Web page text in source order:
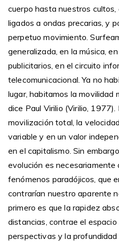
cuerpo hasta nuestros
ligados a ondas precarias, y
perpetuo movimiento.
generalizada, en la música,
publicitarios, en el circuito
telecomunicacional. Ya no
lugar, habitamos la movilidad
dice Paul Virilio (Virilio, 1977).
movilización total, la
variable y en un valor
en el capitalismo. Sin
evolución es necesariamente
fenómenos paradójicos, que
contrarían nuestro aparente
primero es que la rapidez
distancias, contrae el
perspectivas y la